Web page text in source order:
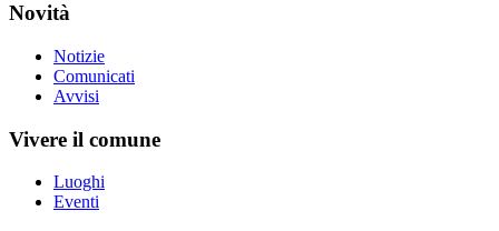
Novità
Notizie
Comunicati
Avvisi
Vivere il comune
Luoghi
Eventi